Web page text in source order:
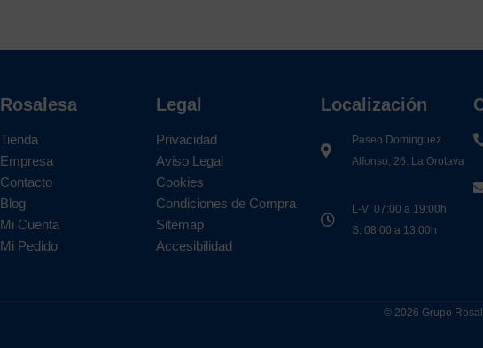
Rosalesa
Tienda
Empresa
Contacto
Blog
Mi Cuenta
Mi Pedido
Legal
Privacidad
Aviso Legal
Cookies
Condiciones de Compra
Sitemap
Accesibilidad
Localización
Paseo Domínguez
Alfonso, 26. La Orotava
L-V: 07:00 a 19:00h
S: 08:00 a 13:00h
© 2026 Grupo